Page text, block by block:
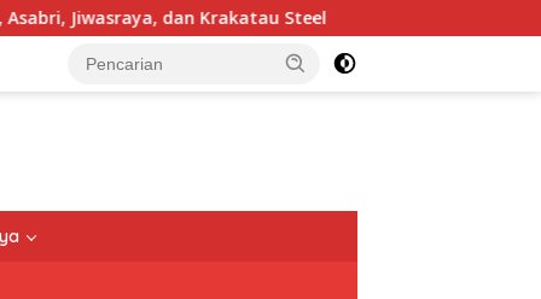
Jiwasraya, dan Krakatau Steel